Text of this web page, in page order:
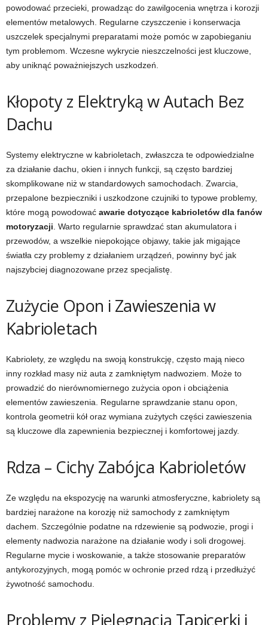
powodować przecieki, prowadząc do zawilgocenia wnętrza i korozji
elementów metalowych. Regularne czyszczenie i konserwacja
uszczelek specjalnymi preparatami może pomóc w zapobieganiu
tym problemom. Wczesne wykrycie nieszczelności jest kluczowe,
aby uniknąć poważniejszych uszkodzeń.
Kłopoty z Elektryką w Autach Bez
Dachu
Systemy elektryczne w kabrioletach, zwłaszcza te odpowiedzialne
za działanie dachu, okien i innych funkcji, są często bardziej
skomplikowane niż w standardowych samochodach. Zwarcia,
przepalone bezpieczniki i uszkodzone czujniki to typowe problemy,
które mogą powodować awarie dotyczące kabrioletów dla fanów
motoryzacji . Warto regularnie sprawdzać stan akumulatora i
przewodów, a wszelkie niepokojące objawy, takie jak migające
światła czy problemy z działaniem urządzeń, powinny być jak
najszybciej diagnozowane przez specjalistę.
Zużycie Opon i Zawieszenia w
Kabrioletach
Kabriolety, ze względu na swoją konstrukcję, często mają nieco
inny rozkład masy niż auta z zamkniętym nadwoziem. Może to
prowadzić do nierównomiernego zużycia opon i obciążenia
elementów zawieszenia. Regularne sprawdzanie stanu opon,
kontrola geometrii kół oraz wymiana zużytych części zawieszenia
są kluczowe dla zapewnienia bezpiecznej i komfortowej jazdy.
Rdza – Cichy Zabójca Kabrioletów
Ze względu na ekspozycję na warunki atmosferyczne, kabriolety są
bardziej narażone na korozję niż samochody z zamkniętym
dachem. Szczególnie podatne na rdzewienie są podwozie, progi i
elementy nadwozia narażone na działanie wody i soli drogowej.
Regularne mycie i woskowanie, a także stosowanie preparatów
antykorozyjnych, mogą pomóc w ochronie przed rdzą i przedłużyć
żywotność samochodu.
Problemy z Pielęgnacją Tapicerki i